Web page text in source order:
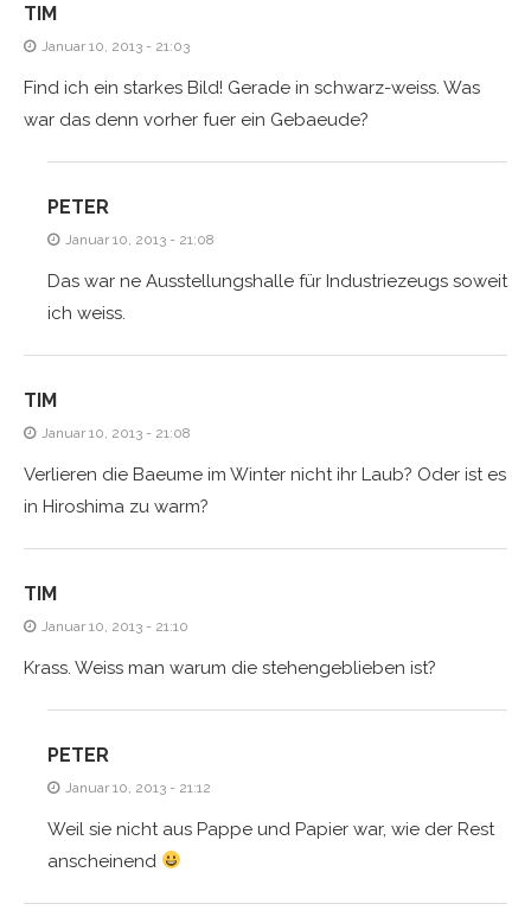
TIM
Januar 10, 2013 - 21:03
Find ich ein starkes Bild! Gerade in schwarz-weiss. Was
war das denn vorher fuer ein Gebaeude?
PETER
Januar 10, 2013 - 21:08
Das war ne Ausstellungshalle für Industriezeugs soweit
ich weiss.
TIM
Januar 10, 2013 - 21:08
Verlieren die Baeume im Winter nicht ihr Laub? Oder ist es
in Hiroshima zu warm?
TIM
Januar 10, 2013 - 21:10
Krass. Weiss man warum die stehengeblieben ist?
PETER
Januar 10, 2013 - 21:12
Weil sie nicht aus Pappe und Papier war, wie der Rest
anscheinend